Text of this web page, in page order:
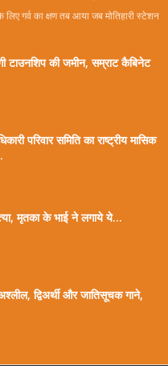
लिए गर्व का क्षण तब आया जब मोतिहारी स्टेशन
टाउनशिप की जमीन, सम्राट कैबिनेट
परिवार समिति का राष्ट्रीय मासिक
मृतका के भाई ने लगाये ये...
द्विअर्थी और जातिसूचक गाने,